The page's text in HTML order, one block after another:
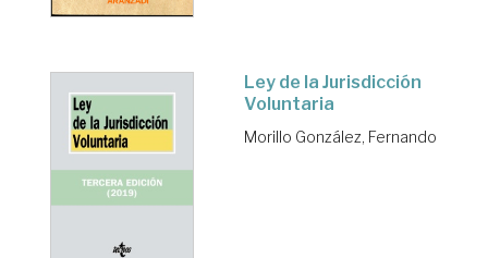
Ley de la Jurisdicción
Voluntaria
Morillo González, Fernando